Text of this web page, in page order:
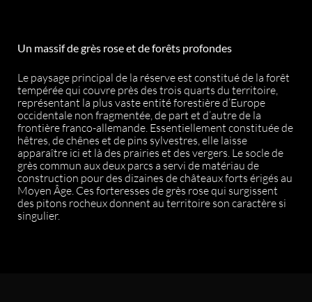
Un massif de grès rose et de forêts profondes
Le paysage principal de la réserve est constitué de la forêt
tempérée qui couvre près des trois quarts du territoire,
représentant la plus vaste entité forestière d’Europe
occidentale non fragmentée, de part et d’autre de la
frontière franco-allemande. Essentiellement constituée de
hêtres, de chênes et de pins sylvestres, elle laisse
apparaître ici et là des prairies et des vergers. Le socle de
grès commun aux deux parcs a servi de matériau de
construction pour des dizaines de châteaux forts érigés au
Moyen Âge. Ces forteresses de grès rose qui surgissent
des pitons rocheux donnent au territoire son caractère si
singulier.